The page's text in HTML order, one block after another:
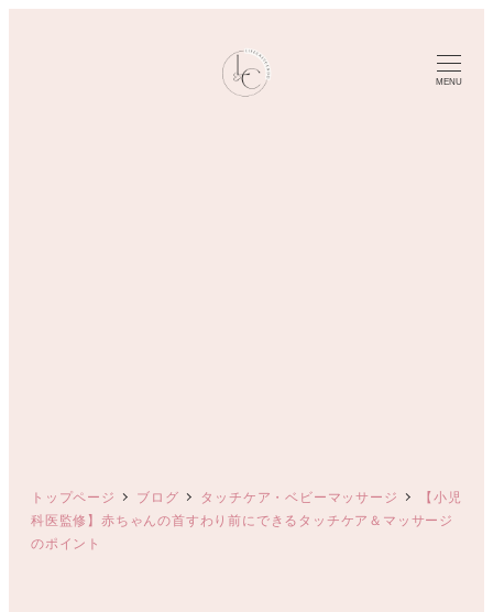
MENU
トップページ ブログ タッチケア・ベビーマッサージ
【小児
科医監修】赤ちゃんの首すわり前にできるタッチケア＆マッサージ
のポイント